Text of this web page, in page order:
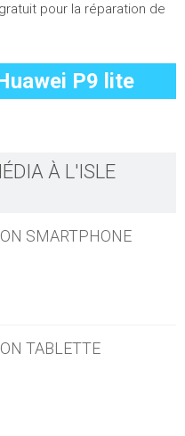
pour la réparation de
P9 lite
À L'ISLE
SMARTPHONE
TABLETTE